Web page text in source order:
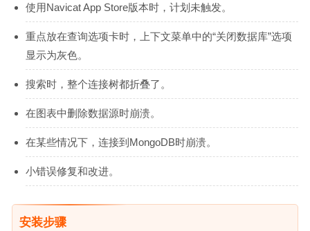
使用Navicat App Store版本时，计划未触发。
重点放在查询选项卡时，上下文菜单中的“关闭数据库”选项
显示为灰色。
搜索时，整个连接树都折叠了。
在图表中删除数据源时崩溃。
在某些情况下，连接到MongoDB时崩溃。
小错误修复和改进。
安装步骤